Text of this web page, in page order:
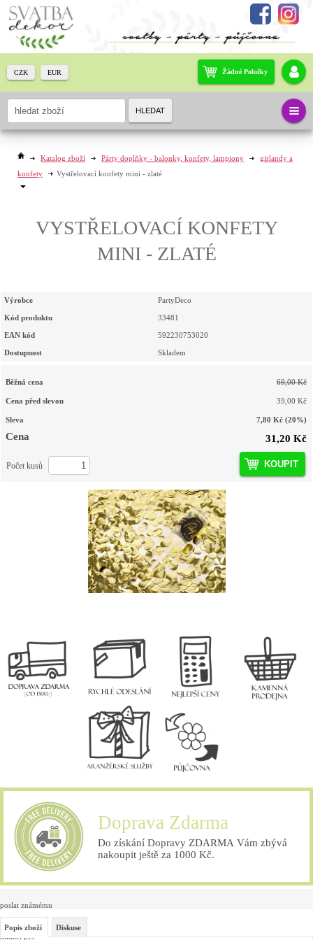
Katalog zboží Párty doplňky - balonky, konfety, lampiony
girlandy a
konfety
Vystřelovací konfety mini - zlaté
VYSTŘELOVACÍ KONFETY
MINI - ZLATÉ
Výrobce PartyDeco
Kód produktu 33481
EAN kód 592230753020
Dostupnost Skladem
Běžná cena 69,00 Kč
Cena před slevou 39,00 Kč
Sleva 7,80 Kč (20%)
Cena 31,20 Kč
KOUPIT
Počet kusů
Doprava Zdarma
Do získání Dopravy ZDARMA Vám zbývá
nakoupit ještě za 1000 Kč.
poslat známému
hlídací pes
Popis zboží Diskuse
Žádné Položky
CZK EUR
HLEDAT